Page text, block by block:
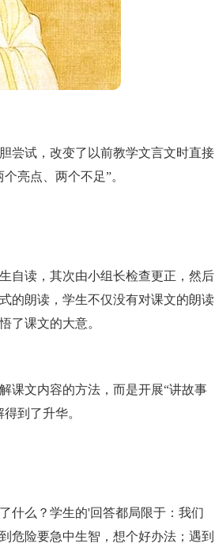
试，改变了以前教学文言文时直接
亮点、两个不足”。
读，其次由小组长检查更正，然后
的朗读，学生不仅没有对课文的朗读
了课文的大意。
文内容的方法，而是开展“讲故事
到了升华。
么？学生的'回答都局限于：我们
危险要急中生智，想个好办法；遇到